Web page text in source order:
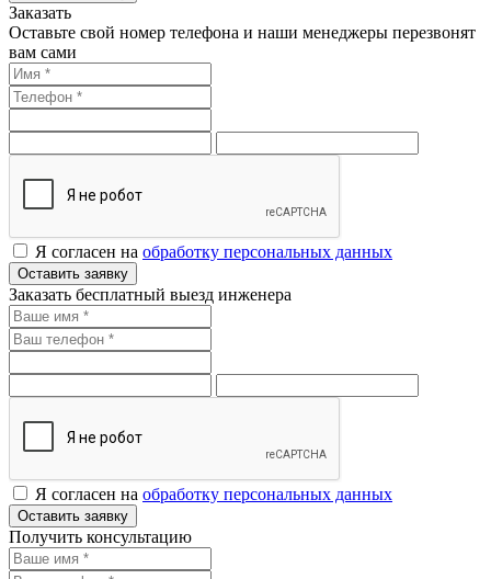
Заказать
Оставьте свой номер телефона и наши менеджеры перезвонят
вам сами
Я согласен на обработку персональных данных
Оставить заявку
Заказать бесплатный выезд инженера
Я согласен на обработку персональных данных
Оставить заявку
Получить консультацию